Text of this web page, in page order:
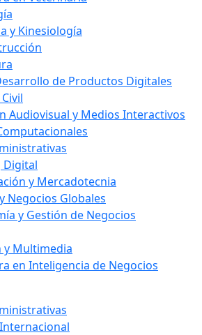
y Kinesiología
de Productos Digitales
Audiovisual y Medios Interactivos
y Mercadotecnia
Negocios Globales
y Gestión de Negocios
y Multimedia
en Inteligencia de Negocios